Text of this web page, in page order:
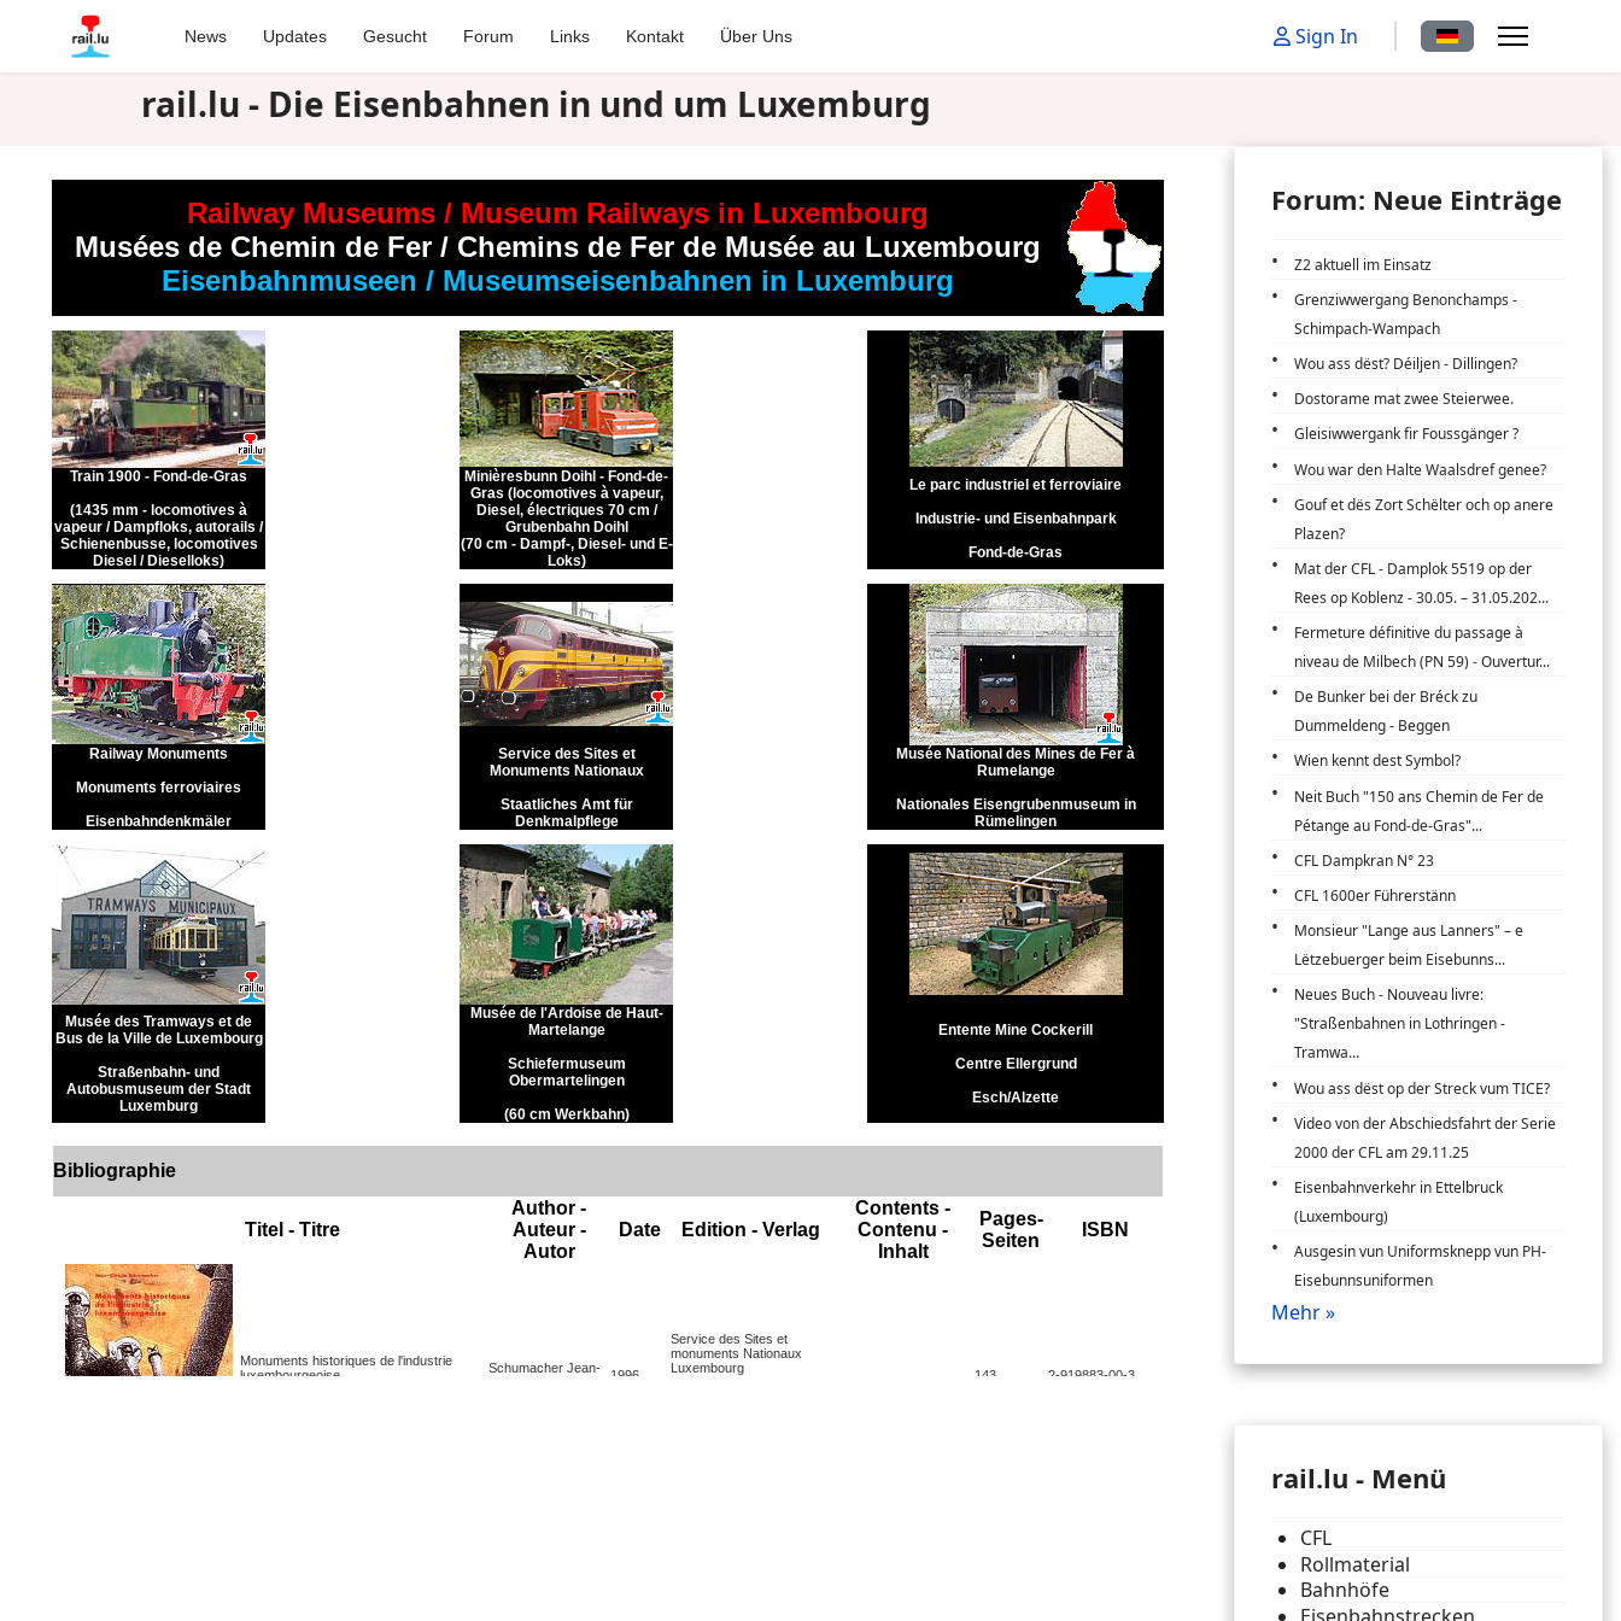
News Updates Gesucht Forum Links Kontakt Über Uns Sign In Sprache auswählen
rail.lu - Die Eisenbahnen in und um Luxemburg
Forum: Neue Einträge
Z2 aktuell im Einsatz
Grenziwwergang Benonchamps -
Schimpach-Wampach
Wou ass dëst? Déiljen - Dillingen?
Dostorame mat zwee Steierwee.
Gleisiwwergank fir Foussgänger ?
Wou war den Halte Waalsdref genee?
Gouf et dës Zort Schëlter och op anere
Plazen?
Mat der CFL - Damplok 5519 op der
Rees op Koblenz - 30.05. – 31.05.202...
Fermeture définitive du passage à
niveau de Milbech (PN 59) - Ouvertur...
De Bunker bei der Bréck zu
Dummeldeng - Beggen
Wien kennt dest Symbol?
Neit Buch "150 ans Chemin de Fer de
Pétange au Fond-de-Gras"...
CFL Dampkran N° 23
CFL 1600er Führerstänn
Monsieur "Lange aus Lanners" – e
Lëtzebuerger beim Eisebunns...
Neues Buch - Nouveau livre:
"Straßenbahnen in Lothringen -
Tramwa...
Wou ass dëst op der Streck vum TICE?
Video von der Abschiedsfahrt der Serie
2000 der CFL am 29.11.25
Eisenbahnverkehr in Ettelbruck
(Luxembourg)
Ausgesin vun Uniformsknepp vun PH-
Eisebunnsuniformen
Mehr »
rail.lu - Menü
CFL
Rollmaterial
Bahnhöfe